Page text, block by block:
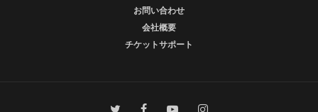
お問い合わせ
会社概要
チケットサポート